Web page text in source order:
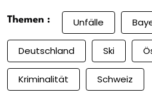
Themen : Unfälle
Deutschland Ski
Kriminalität Schweiz